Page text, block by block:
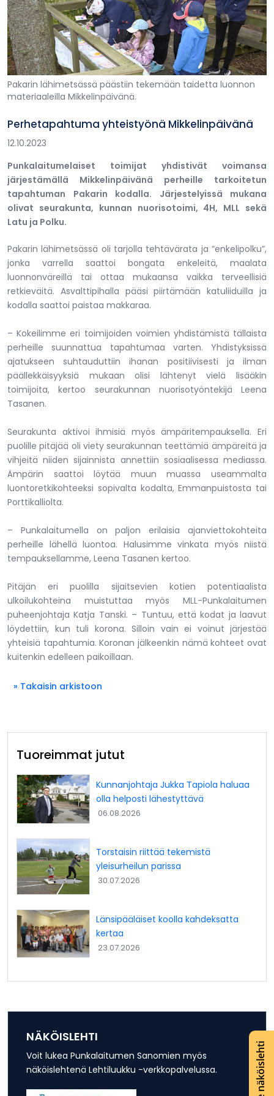
Lue näköislehti
Pakarin lähimetsässä päästiin tekemään taidetta luonnon
materiaaleilla Mikkelinpäivänä.
Perhetapahtuma yhteistyönä Mikkelinpäivänä
12.10.2023
Punkalaitumelaiset toimijat yhdistivät voimansa
järjestämällä Mikkelinpäivänä perheille tarkoitetun
tapahtuman Pakarin kodalla. Järjestelyissä mukana
olivat seurakunta, kunnan nuorisotoimi, 4H, MLL sekä
Latu ja Polku.
Pakarin lähimetsässä oli tarjolla tehtävärata ja ”enkelipolku”,
jonka varrella saattoi bongata enkeleitä, maalata
luonnonväreillä tai ottaa mukaansa vaikka terveellisiä
retkieväitä. Asvalttipihalla pääsi piirtämään katuliiduilla ja
kodalla saattoi paistaa makkaraa.
– Kokeilimme eri toimijoiden voimien yhdistämistä tällaista
perheille suunnattua tapahtumaa varten. Yhdistyksissä
ajatukseen suhtauduttiin ihanan positiivisesti ja ilman
päällekkäisyyksiä mukaan olisi lähtenyt vielä lisääkin
toimijoita, kertoo seurakunnan nuorisotyöntekijä Leena
Tasanen.
Seurakunta aktivoi ihmisiä myös ämpäritempauksella. Eri
puolille pitäjää oli viety seurakunnan teettämiä ämpäreitä ja
vihjeitä niiden sijainnista annettiin sosiaalisessa mediassa.
Ämpärin saattoi löytää muun muassa useammalta
luontoretkikohteeksi sopivalta kodalta, Emmanpuistosta tai
Porttikalliolta.
– Punkalaitumella on paljon erilaisia ajanviettokohteita
perheille lähellä luontoa. Halusimme vinkata myös niistä
tempauksellamme, Leena Tasanen kertoo.
Pitäjän eri puolilla sijaitsevien kotien potentiaalista
ulkoilukohteina muistuttaa myös MLL-Punkalaitumen
puheenjohtaja Katja Tanski. – Tuntuu, että kodat ja laavut
löydettiin, kun tuli korona. Silloin vain ei voinut järjestää
yhteisiä tapahtumia. Koronan jälkeenkin nämä kohteet ovat
kuitenkin edelleen paikoillaan.
» Takaisin arkistoon
Tuoreimmat jutut
Kunnanjohtaja Jukka Tapiola haluaa
olla helposti lähestyttävä
06.08.2026
Torstaisin riittää tekemistä
yleisurheilun parissa
30.07.2026
Länsipääläiset koolla kahdeksatta
kertaa
23.07.2026
NÄKÖISLEHTI
Voit lukea Punkalaitumen Sanomien myös
näköislehtenä Lehtiluukku -verkkopalvelussa.